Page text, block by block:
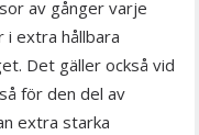
av gånger varje
i extra hållbara
Det gäller också vid
för den del av
extra starka